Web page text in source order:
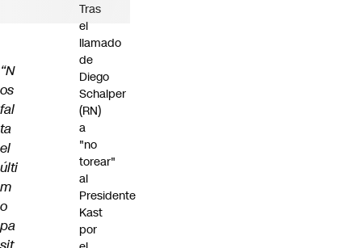
“N
os
fal
ta
el
últi
m
o
pa
Tras
el
llamado
de
Diego
Schalper
(RN)
a
"no
torear"
al
Presidente
Kast
por